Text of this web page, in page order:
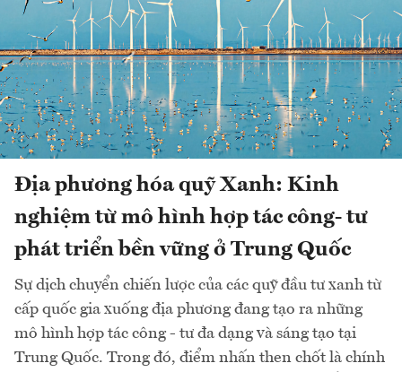
Địa phương hóa quỹ Xanh: Kinh
nghiệm từ mô hình hợp tác công- tư
phát triển bền vững ở Trung Quốc
Sự dịch chuyển chiến lược của các quỹ đầu tư xanh từ
cấp quốc gia xuống địa phương đang tạo ra những
mô hình hợp tác công - tư đa dạng và sáng tạo tại
Trung Quốc. Trong đó, điểm nhấn then chốt là chính